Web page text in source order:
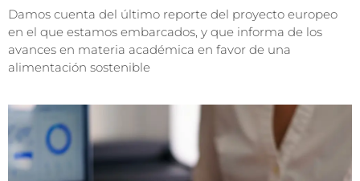
Damos cuenta del último reporte del proyecto europeo
en el que estamos embarcados, y que informa de los
avances en materia académica en favor de una
alimentación sostenible